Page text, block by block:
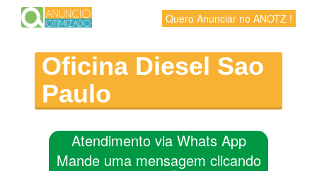
Quero Anunciar no ANOTZ !
Oficina Diesel Sao
Paulo
Atendimento via Whats App
Mande uma mensagem clicando